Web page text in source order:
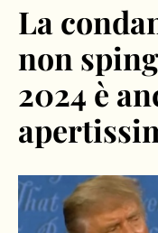
La
non
2024 è